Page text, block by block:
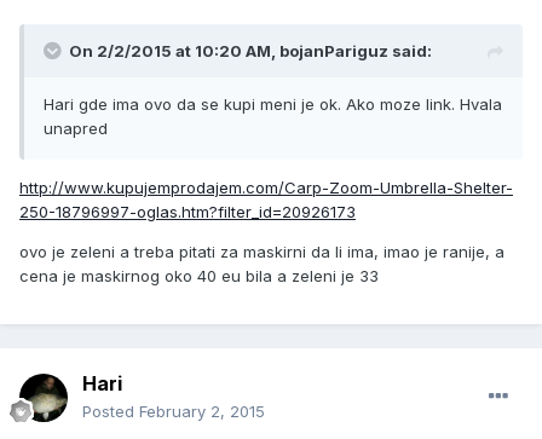
On 2/2/2015 at 10:20 AM, bojanPariguz said:
Hari gde ima ovo da se kupi meni je ok. Ako moze link. Hvala
unapred
http://www.kupujemprodajem.com/Carp-Zoom-Umbrella-Shelter-
250-18796997-oglas.htm?filter_id=20926173
ovo je zeleni a treba pitati za maskirni da li ima, imao je ranije, a
cena je maskirnog oko 40 eu bila a zeleni je 33
Hari
Posted February 2, 2015